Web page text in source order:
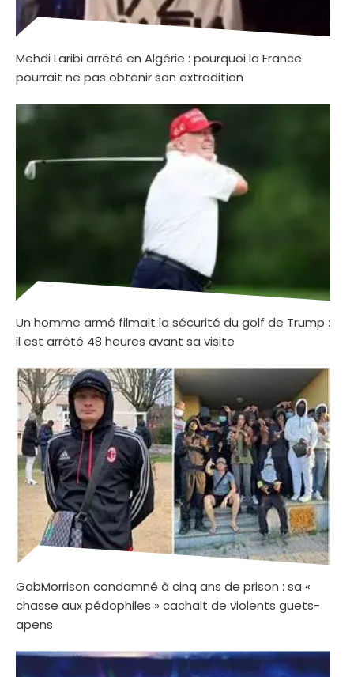
Mehdi Laribi arrêté en Algérie : pourquoi la France
pourrait ne pas obtenir son extradition
Un homme armé filmait la sécurité du golf de Trump :
il est arrêté 48 heures avant sa visite
GabMorrison condamné à cinq ans de prison : sa «
chasse aux pédophiles » cachait de violents guets-
apens